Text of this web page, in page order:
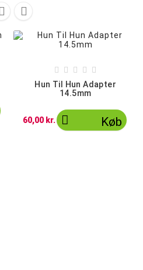
 
    
Hun Til Hun Adapter
14.5mm
60,00 kr.  Køb